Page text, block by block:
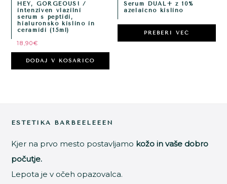
HEY, GORGEOUS! /
intenziven vlažilni
serum s peptidi,
hialuronsko kislino in
ceramidi (15ml)
18,90€
DODAJ V KOŠARICO
Serum DUAL+ z 10%
azelaično kislino
PREBERI VEČ
ESTETIKA BARBEELEEEN
Kjer na prvo mesto postavljamo kožo in vaše dobro
počutje.
Lepota je v očeh opazovalca.